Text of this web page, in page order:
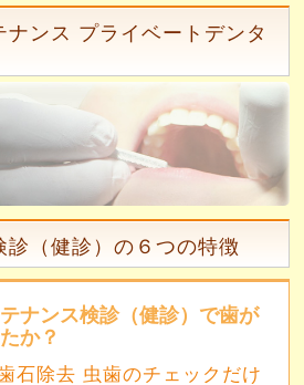
ナンス プライベートデンタ
診（健診）の６つの特徴
ナンス検診（健診）で歯が
か？
石除去 虫歯のチェックだけ